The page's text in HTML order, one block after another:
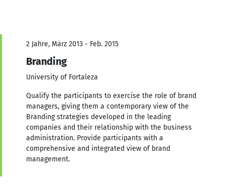
2 Jahre, März 2013 - Feb. 2015
Branding
University of Fortaleza
Qualify the participants to exercise the role of brand
managers, giving them a contemporary view of the
Branding strategies developed in the leading
companies and their relationship with the business
administration. Provide participants with a
comprehensive and integrated view of brand
management.